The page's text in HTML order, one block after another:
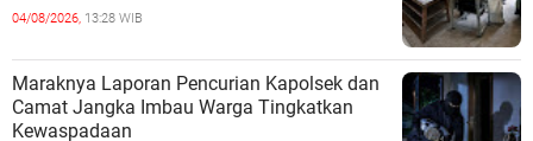
04/08/2026, 13:28 WIB
Maraknya Laporan Pencurian Kapolsek dan
Camat Jangka Imbau Warga Tingkatkan
Kewaspadaan